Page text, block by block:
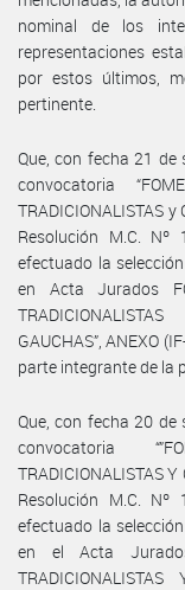
nominal de los
representaciones
por estos últimos,
pertinente.
Que, con fecha 21 de
convocatoria
TRADICIONALISTAS
Resolución M.C. Nº
efectuado la
en Acta Jurados
GAUCHAS”, ANEXO
parte integrante de la
Que, con fecha 20 de
convocatoria
TRADICIONALISTAS
Resolución M.C. Nº
efectuado la
en el Acta Jurados